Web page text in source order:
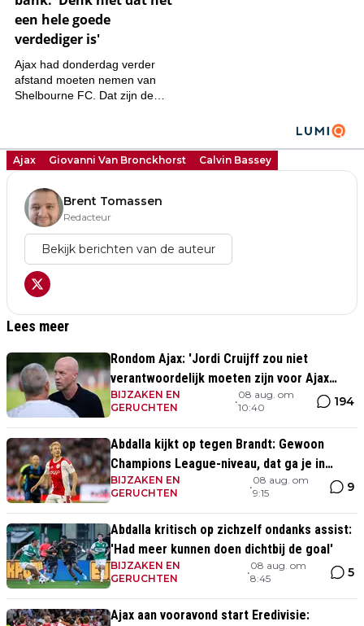
Ajax Giovanni Van Bronckhorst Calvin Bassey
Brent Tomassen
Redacteur
Bekijk berichten van de auteur
Lees meer
Rondom Ajax: 'Jordi Cruijff zou niet
verantwoordelijk moeten zijn voor Ajax
Vrouwen'
BIJZAKEN EN
GERUCHTEN
•
08 aug. om
10:40
194
Abdalla kijkt op tegen Brandt: Gewoon
Champions League-niveau, dat ga je in
wedstrijden ook zien'
BIJZAKEN EN
GERUCHTEN
•
08 aug. om
9:15
9
Abdalla kritisch op zichzelf ondanks assist:
'Had meer kunnen doen dichtbij de goal'
BIJZAKEN EN
GERUCHTEN
•
08 aug. om
8:45
5
Ajax aan vooravond start Eredivisie: